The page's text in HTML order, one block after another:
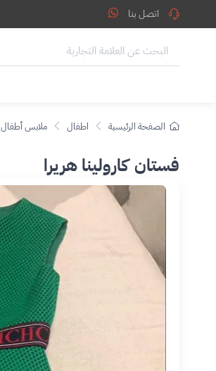
اتصل بنا
الصفحة الرئيسية اطفال ملابس أطفال
فستان كارولينا هريرا